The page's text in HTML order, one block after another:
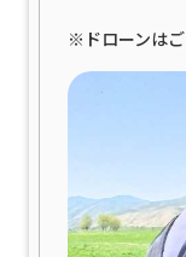
※ドローンは